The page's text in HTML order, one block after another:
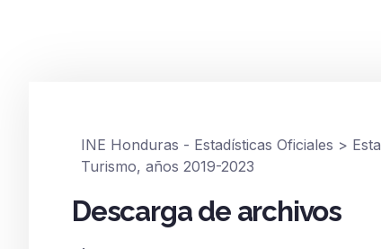
INE Honduras - Estadísticas Oficiales >
Turismo, años 2019-2023
Descarga de archivos